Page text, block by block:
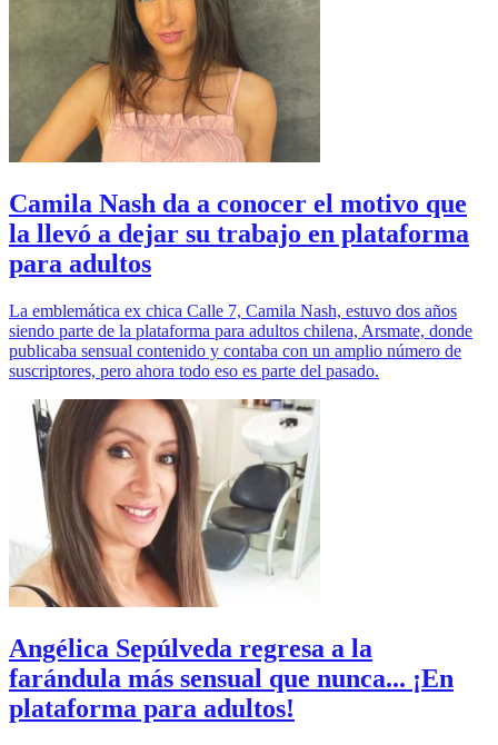
Camila Nash da a conocer el motivo que
la llevó a dejar su trabajo en plataforma
para adultos
La emblemática ex chica Calle 7, Camila Nash, estuvo dos años
siendo parte de la plataforma para adultos chilena, Arsmate, donde
publicaba sensual contenido y contaba con un amplio número de
suscriptores, pero ahora todo eso es parte del pasado.
Angélica Sepúlveda regresa a la
farándula más sensual que nunca... ¡En
plataforma para adultos!